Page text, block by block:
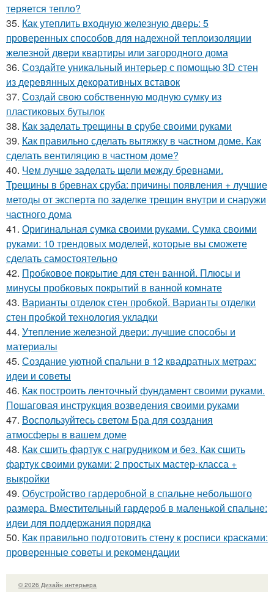
теряется тепло?
35. Как утеплить входную железную дверь: 5
проверенных способов для надежной теплоизоляции
железной двери квартиры или загородного дома
36. Создайте уникальный интерьер с помощью 3D стен
из деревянных декоративных вставок
37. Создай свою собственную модную сумку из
пластиковых бутылок
38. Как заделать трещины в срубе своими руками
39. Как правильно сделать вытяжку в частном доме. Как
сделать вентиляцию в частном доме?
40. Чем лучше заделать щели между бревнами.
Трещины в бревнах сруба: причины появления + лучшие
методы от эксперта по заделке трещин внутри и снаружи
частного дома
41. Оригинальная сумка своими руками. Сумка своими
руками: 10 трендовых моделей, которые вы сможете
сделать самостоятельно
42. Пробковое покрытие для стен ванной. Плюсы и
минусы пробковых покрытий в ванной комнате
43. Варианты отделок стен пробкой. Варианты отделки
стен пробкой технология укладки
44. Утепление железной двери: лучшие способы и
материалы
45. Создание уютной спальни в 12 квадратных метрах:
идеи и советы
46. Как построить ленточный фундамент своими руками.
Пошаговая инструкция возведения своими руками
47. Воспользуйтесь светом Бра для создания
атмосферы в вашем доме
48. Как сшить фартук с нагрудником и без. Как сшить
фартук своими руками: 2 простых мастер-класса +
выкройки
49. Обустройство гардеробной в спальне небольшого
размера. Вместительный гардероб в маленькой спальне:
идеи для поддержания порядка
50. Как правильно подготовить стену к росписи красками:
проверенные советы и рекомендации
© 2026 Дизайн интерьера